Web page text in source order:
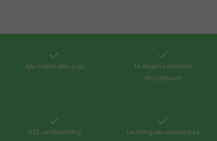
Alle maten één prijs
14 dagen kosteloos
terugsturen
SSL versleuteling Levering aan wensadres